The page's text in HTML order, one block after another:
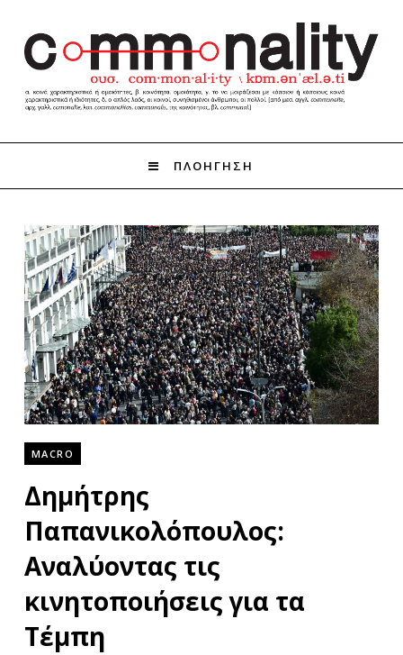
ΠΛΟΗΓΗΣΗ
MACRO
Δημήτρης
Παπανικολόπουλος:
Αναλύοντας τις
κινητοποιήσεις για τα
Τέμπη